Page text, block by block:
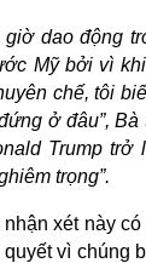
giờ dao động
Mỹ bởi vì
chế, tôi
ở đâu”,
Trump trở
trọng”.
xét này
vì chúng